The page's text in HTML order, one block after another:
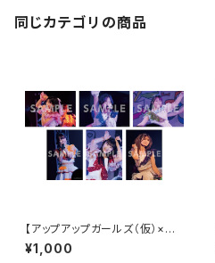
同じカテゴリの商品
【アップアップガールズ（仮）×
（２）】2Lポートレート（夜公演）
¥1,000